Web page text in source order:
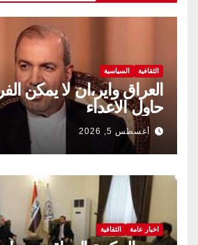
الثقافية السياسية
العراق واير،ان لا يمكن
حاول الاعداء
أغسطس 5, 2026
اخبار عامة الثقافية